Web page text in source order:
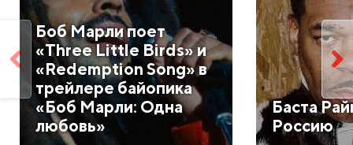
Боб Марли поет
«Three Little Birds» и
«Redemption Song» в
трейлере байопика
«Боб Марли: Одна
любовь»
Баста
Россию